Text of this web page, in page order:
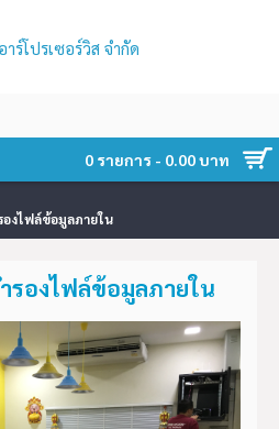
0 รายการ - 0.00 บาท
งไฟล์ข้อมูลภายใน
รองไฟล์ข้อมูลภายใน